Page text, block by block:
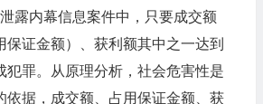
内幕信息案件中，只要成交额
保证金额）、获利额其中之一达到
犯罪。从原理分析，社会危害性是
依据，成交额、占用保证金额、获